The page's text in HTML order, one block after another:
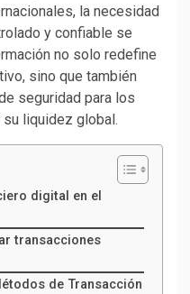
la necesidad
y confiable se
no solo redefine
sino que también
seguridad para los
liquidez global.
digital en el
transacciones
de Transacción